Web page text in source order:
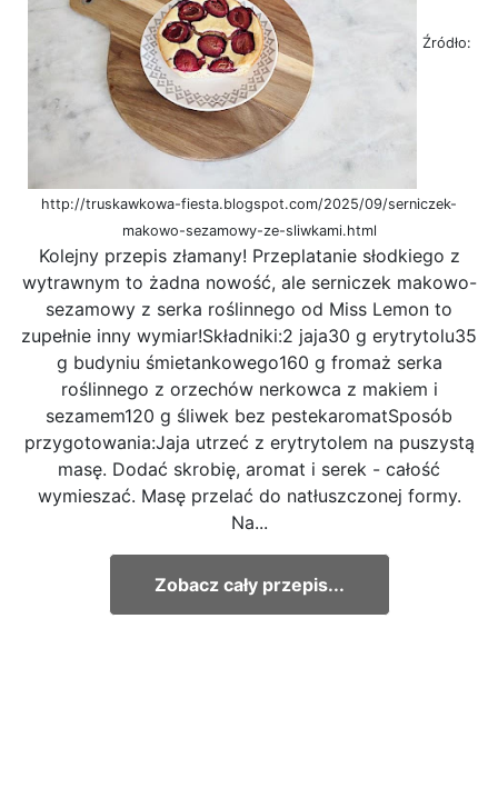
Źródło:
http://truskawkowa-fiesta.blogspot.com/2025/09/serniczek-
makowo-sezamowy-ze-sliwkami.html
Kolejny przepis złamany! Przeplatanie słodkiego z
wytrawnym to żadna nowość, ale serniczek makowo-
sezamowy z serka roślinnego od Miss Lemon to
zupełnie inny wymiar!Składniki:2 jaja30 g erytrytolu35
g budyniu śmietankowego160 g fromaż serka
roślinnego z orzechów nerkowca z makiem i
sezamem120 g śliwek bez pestekaromatSposób
przygotowania:Jaja utrzeć z erytrytolem na puszystą
masę. Dodać skrobię, aromat i serek - całość
wymieszać. Masę przelać do natłuszczonej formy.
Na...
Zobacz cały przepis...